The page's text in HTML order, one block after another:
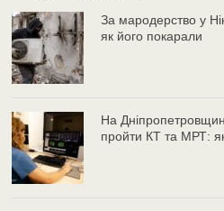
За мародерство у
як його покарали
На
пройти КТ та МРТ: